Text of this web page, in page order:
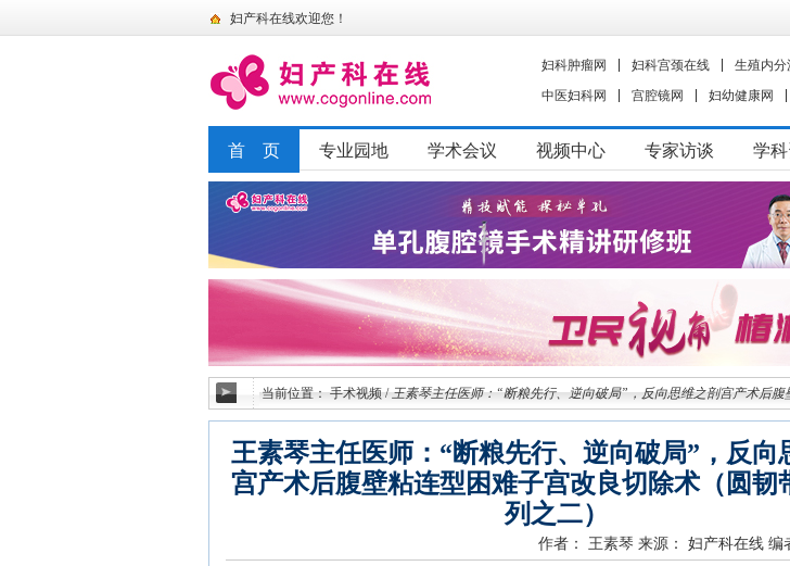
妇产科在线欢迎您！
妇科肿瘤网 妇科宫颈在线 生殖内分
中医妇科网
宫腔镜网 妇幼健康网
首 页 专业园地 学术会议 视频中心 专家访谈 学
当前位置：手术视频 / 王素琴主任医师：“断粮先行、逆向破局”，反向思维之剖宫产术后
王素琴主任医师：“断粮先行、逆向破局”，反向
宫产术后腹壁粘连型困难子宫改良切除术（圆韧
列之二）
作者： 王素琴 来源： 妇产科在线 编